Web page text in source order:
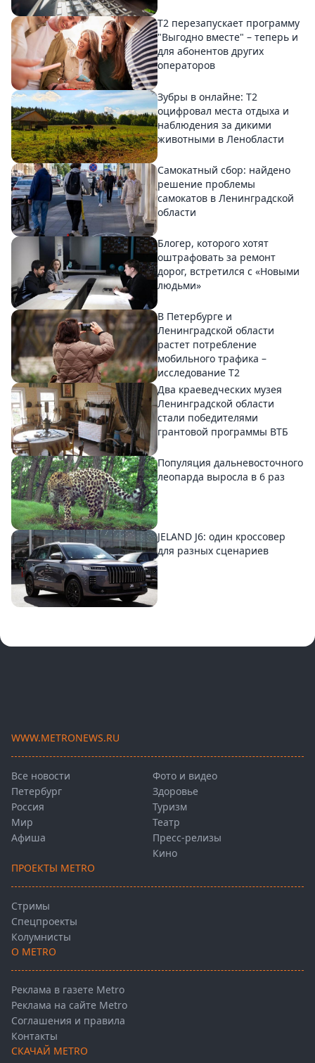
Т2 перезапускает программу
"Выгодно вместе" – теперь и
для абонентов других
операторов
Зубры в онлайне: Т2
оцифровал места отдыха и
наблюдения за дикими
животными в Ленобласти
Самокатный сбор: найдено
решение проблемы
самокатов в Ленинградской
области
Блогер, которого хотят
оштрафовать за ремонт
дорог, встретился с «Новыми
людьми»
В Петербурге и
Ленинградской области
растет потребление
мобильного трафика –
исследование T2
Два краеведческих музея
Ленинградской области
стали победителями
грантовой программы ВТБ
Популяция дальневосточного
леопарда выросла в 6 раз
JELAND J6: один кроссовер
для разных сценариев
WWW.METRONEWS.RU
Все новости
Петербург
Россия
Мир
Афиша
Фото и видео
Здоровье
Туризм
Театр
Пресс-релизы
Кино
ПРОЕКТЫ METRO
Стримы
Спецпроекты
Колумнисты
О METRO
Реклама в газете Metro
Реклама на сайте Metro
Соглашения и правила
Контакты
СКАЧАЙ METRO